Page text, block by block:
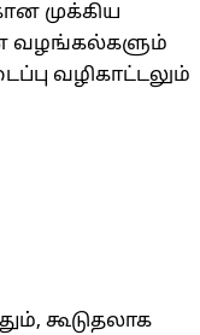
முக்கிய
வழங்கல்களும்
வழிகாட்டலும்
கூடுதலாக